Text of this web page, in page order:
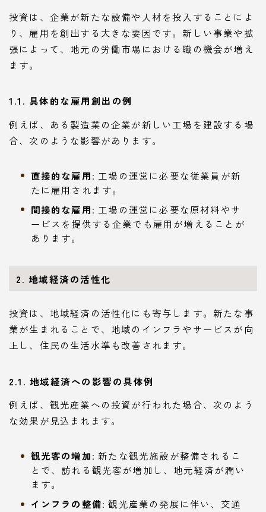
投資は、企業が新たな設備や人材を投入することによ
り、雇用を創出する大きな要因です。新しい事業や拡
張によって、地元の労働市場における職の機会が増え
ます。
1.1. 具体的な雇用創出の例
例えば、ある製造業の企業が新しい工場を建設する場
合、次のような影響があります。
直接的な雇用: 工場の運営に必要な従業員が新
たに雇用されます。
間接的な雇用: 工場の運営に必要な原材料やサ
ービスを提供する企業でも雇用が増えることが
あります。
2. 地域経済の活性化
投資は、地域経済の活性化にも寄与します。新たな事
業が生まれることで、地域のインフラやサービスが向
上し、住民の生活水準も改善されます。
2.1. 地域経済への影響の具体例
例えば、観光産業への投資が行われた場合、次のよう
な効果が見込まれます。
観光客の増加: 新たな観光施設が整備されるこ
とで、訪れる観光客が増加し、地元経済が潤い
ます。
インフラの整備: 観光産業の発展に伴い、交通